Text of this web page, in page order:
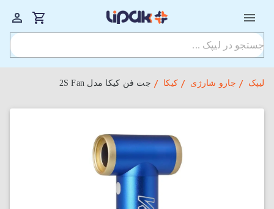
لیپک جارو شارژی کیکا جت فن کیکا مدل 2S Fan